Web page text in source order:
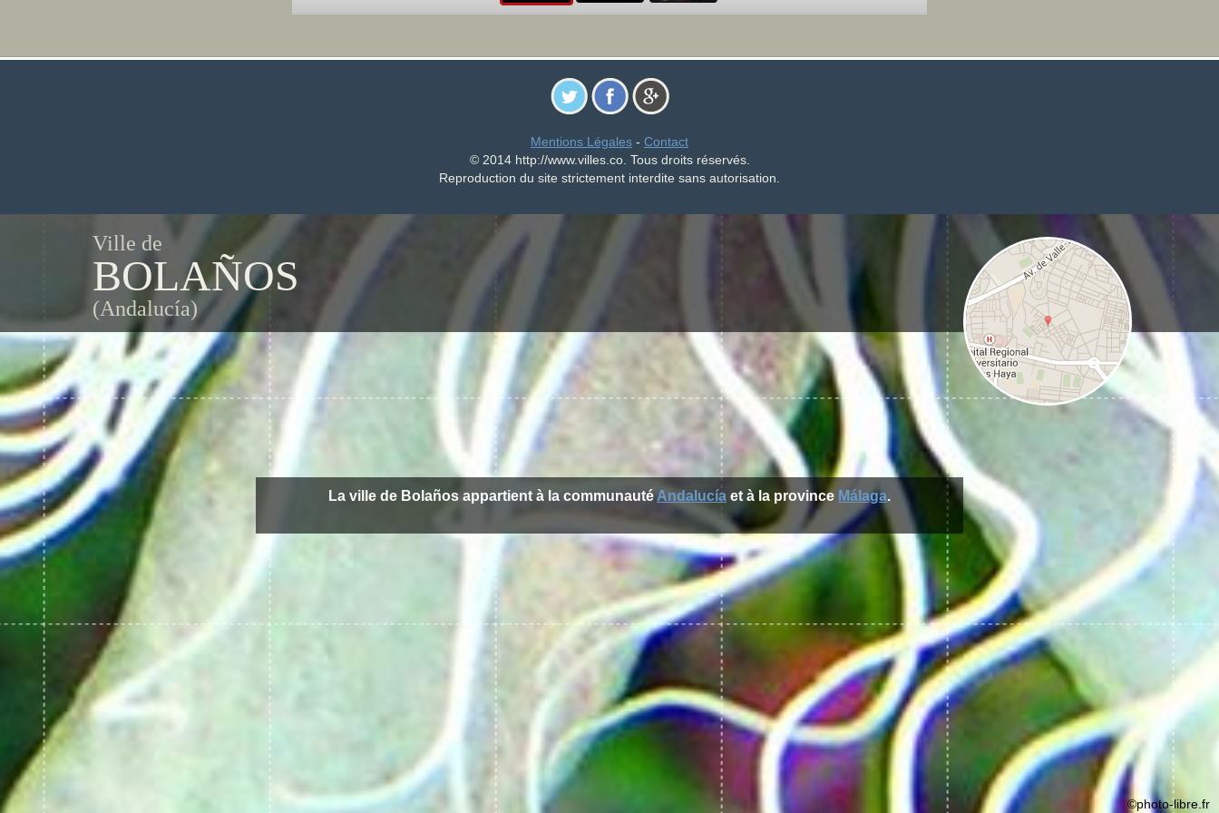
Mentions Légales - Contact
© 2014 http://www.villes.co. Tous droits réservés.
Reproduction du site strictement interdite sans autorisation.
Ville de
BOLAÑOS
(Andalucía)
La ville de Bolaños appartient à la communautéAndalucía et à la province Málaga.
©photo-libre.fr